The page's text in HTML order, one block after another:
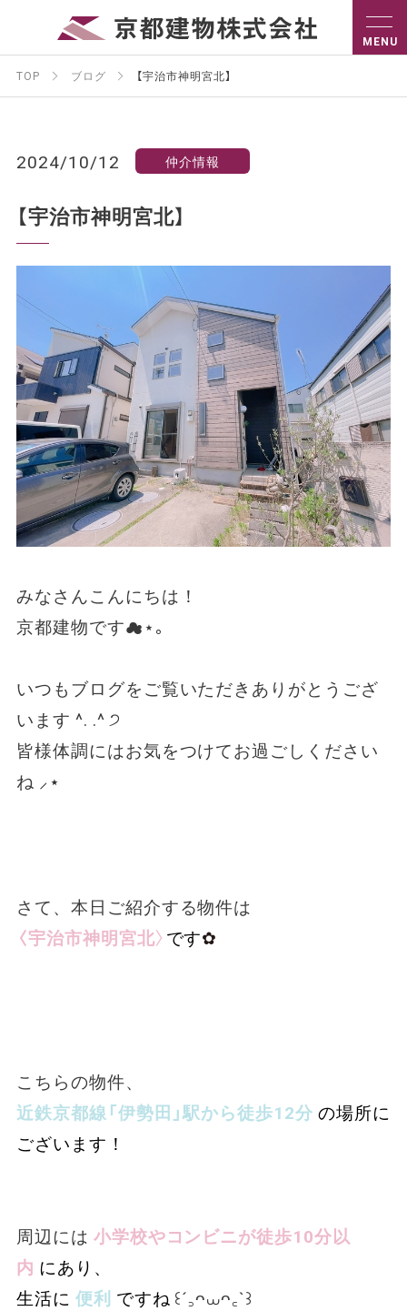
TOP ブログ 【宇治市神明宮北】
2024/10/12 仲介情報
【宇治市神明宮北】
みなさんこんにちは！
京都建物です☁︎︎⋆｡
いつもブログをご覧いただきありがとうござ
います ^. .^ ੭
皆様体調にはお気をつけてお過ごしください
ね ⸝⋆
さて、本日ご紹介する物件は
〈宇治市神明宮北〉 です✿
こちらの物件、
近鉄京都線「伊勢田」駅から徒歩12分の場所に
ございます！
周辺には 小学校やコンビニが徒歩10分以
内 にあり、
生活に 便利 ですね ꒰´꜆ᴖ⩊ᴖ꜀`꒱